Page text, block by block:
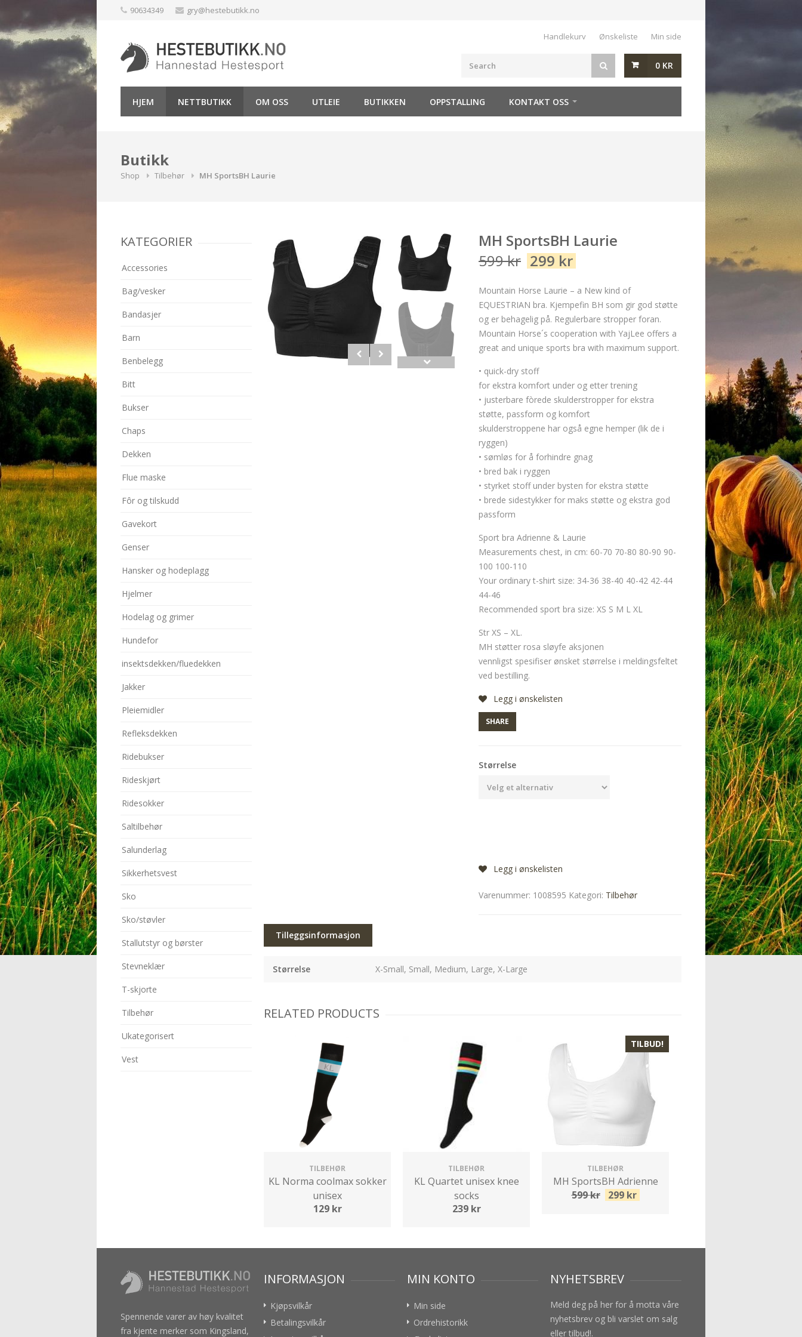
to
content
90634349 gry@hestebutikk.no
Handlekurv Ønskeliste Min side
0 KR
HJEM NETTBUTIKK OM OSS UTLEIE BUTIKKEN OPPSTALLING KONTAKT OSS
Butikk
Shop Tilbehør MH SportsBH Laurie
MH SportsBH Laurie
599kr 299 kr
Mountain Horse Laurie – a New kind of
EQUESTRIAN bra. Kjempefin BH som gir god støtte
og er behagelig på. Regulerbare stropper foran.
Mountain Horse´s cooperation with YajLee offers a
great and unique sports bra with maximum support.
• quick-dry stoff
for ekstra komfort under og etter trening
• justerbare fòrede skulderstropper for ekstra
støtte, passform og komfort
skulderstroppene har også egne hemper (lik de i
ryggen)
• sømløs for å forhindre gnag
• bred bak i ryggen
• styrket stoff under bysten for ekstra støtte
• brede sidestykker for maks støtte og ekstra god
passform
Sport bra Adrienne & Laurie
Measurements chest, in cm: 60-70 70-80 80-90 90-
100 100-110
Your ordinary t-shirt size: 34-36 38-40 40-42 42-44
44-46
Recommended sport bra size: XS S M L XL
Str XS – XL.
MH støtter rosa sløyfe aksjonen
vennligst spesifiser ønsket størrelse i meldingsfeltet
ved bestilling.
Legg i ønskelisten
SHARE
Størrelse
Legg i ønskelisten
Varenummer: 1008595 Kategori: Tilbehør
Tilleggsinformasjon
Størrelse X-Small, Small, Medium, Large, X-Large
RELATED PRODUCTS
TILBEHØR
KL Norma coolmax sokker
unisex
129 kr
TILBEHØR
KL Quartet unisex knee
socks
239 kr
TILBUD!
TILBEHØR
MH SportsBH Adrienne
599kr 299 kr
KATEGORIER
Accessories
Bag/vesker
Bandasjer
Barn
Benbelegg
Bitt
Bukser
Chaps
Dekken
Flue maske
Fôr og tilskudd
Gavekort
Genser
Hansker og hodeplagg
Hjelmer
Hodelag og grimer
Hundefor
insektsdekken/fluedekken
Jakker
Pleiemidler
Refleksdekken
Ridebukser
Rideskjørt
Ridesokker
Saltilbehør
Salunderlag
Sikkerhetsvest
Sko
Sko/støvler
Stallutstyr og børster
Stevneklær
T-skjorte
Tilbehør
Ukategorisert
Vest
Spennende varer av høy kvalitet
fra kjente merker som Kingsland,
INFORMASJON
Kjøpsvilkår
Betalingsvilkår
MIN KONTO
Min side
Ordrehistorikk
NYHETSBREV
Meld deg på her for å motta våre
nyhetsbrev og bli varslet om salg
eller tilbud!.